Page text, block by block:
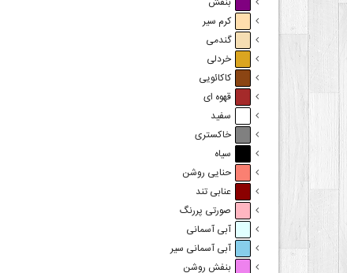
کرم سیر
گندمی
خردلی
کاکائویی
قهوه ای
سفید
خاکستری
سیاه
حنایی روشن
عنابی تند
صورتی پررنگ
آبی آسمانی
آبی آسمانی سیر
بنفش روشن